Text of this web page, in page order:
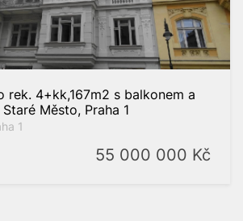
rek. 4+kk,167m2 s balkonem a
Město, Praha 1
1
55 000 000 Kč